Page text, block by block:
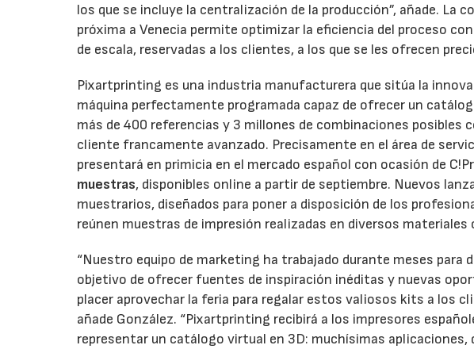
los que se incluye la centralización de la producción”, añade. La
próxima a Venecia permite optimizar la eficiencia del proceso
de escala, reservadas a los clientes, a los que se les ofrecen
Pixartprinting es una industria manufacturera que sitúa la
máquina perfectamente programada capaz de ofrecer un
más de 400 referencias y 3 millones de combinaciones posibles
cliente francamente avanzado. Precisamente en el área de
presentará en primicia en el mercado español con ocasión de
muestras, disponibles online a partir de septiembre. Nuevos
muestrarios, diseñados para poner a disposición de los
reúnen muestras de impresión realizadas en diversos
“Nuestro equipo de marketing ha trabajado durante meses para
objetivo de ofrecer fuentes de inspiración inéditas y nuevas
placer aprovechar la feria para regalar estos valiosos kits a los
añade González. “Pixartprinting recibirá a los impresores
representar un catálogo virtual en 3D: muchísimas aplicaciones,